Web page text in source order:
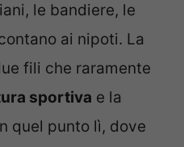
le bandiere, le
ai nipoti. La
fili che raramente
sportiva e la
quel punto lì, dove